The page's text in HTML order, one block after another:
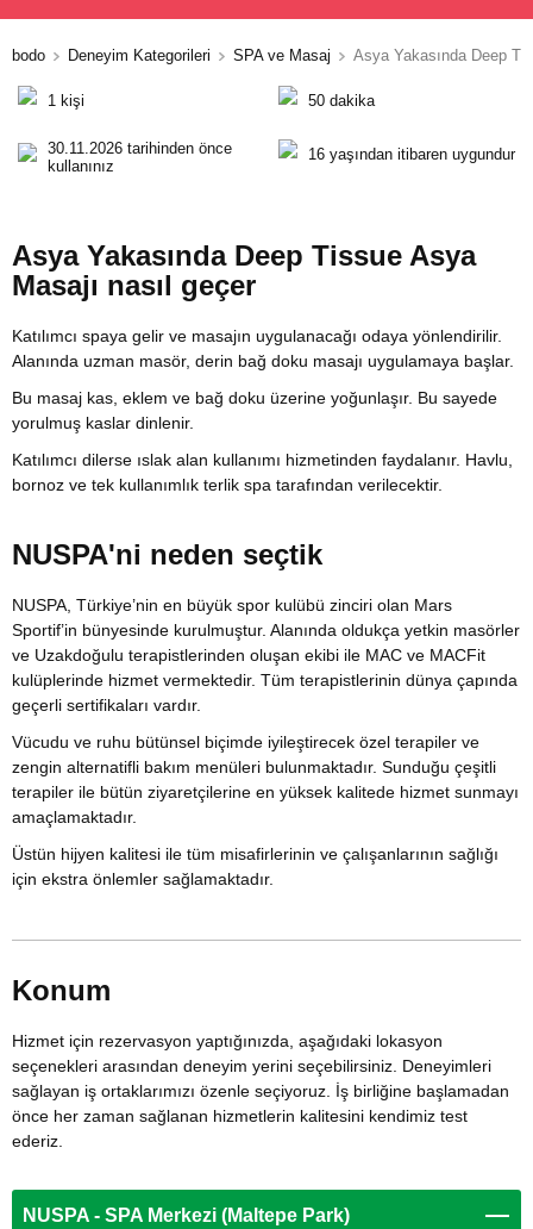
bodo Deneyim Kategorileri SPA ve Masaj Asya Yakasında Deep
1 kişi 50 dakika
30.11.2026 tarihinden önce
kullanınız
16 yaşından itibaren uygundur
Asya Yakasında Deep Tissue Asya
Masajı nasıl geçer
Katılımcı spaya gelir ve masajın uygulanacağı odaya yönlendirilir.
Alanında uzman masör, derin bağ doku masajı uygulamaya başlar.
Bu masaj kas, eklem ve bağ doku üzerine yoğunlaşır. Bu sayede
yorulmuş kaslar dinlenir.
Katılımcı dilerse ıslak alan kullanımı hizmetinden faydalanır. Havlu,
bornoz ve tek kullanımlık terlik spa tarafından verilecektir.
NUSPA'ni neden seçtik
NUSPA, Türkiye’nin en büyük spor kulübü zinciri olan Mars
Sportif’in bünyesinde kurulmuştur. Alanında oldukça yetkin masörler
ve Uzakdoğulu terapistlerinden oluşan ekibi ile MAC ve MACFit
kulüplerinde hizmet vermektedir. Tüm terapistlerinin dünya çapında
geçerli sertifikaları vardır.
Vücudu ve ruhu bütünsel biçimde iyileştirecek özel terapiler ve
zengin alternatifli bakım menüleri bulunmaktadır. Sunduğu çeşitli
terapiler ile bütün ziyaretçilerine en yüksek kalitede hizmet sunmayı
amaçlamaktadır.
Üstün hijyen kalitesi ile tüm misafirlerinin ve çalışanlarının sağlığı
için ekstra önlemler sağlamaktadır.
Konum
Hizmet için rezervasyon yaptığınızda, aşağıdaki lokasyon
seçenekleri arasından deneyim yerini seçebilirsiniz. Deneyimleri
sağlayan iş ortaklarımızı özenle seçiyoruz. İş birliğine başlamadan
önce her zaman sağlanan hizmetlerin kalitesini kendimiz test
ederiz.
NUSPA - SPA Merkezi (Maltepe Park)